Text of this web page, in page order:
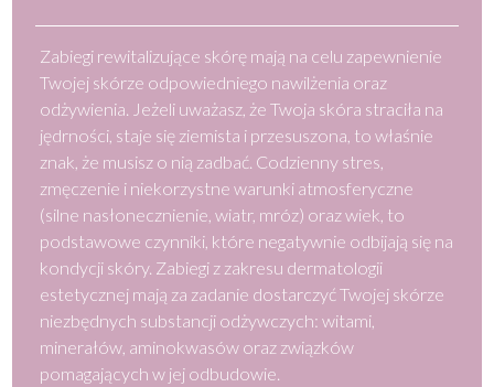
Zabiegi rewitalizujące skórę mają na celu zapewnienie
Twojej skórze odpowiedniego nawilżenia oraz
odżywienia. Jeżeli uważasz, że Twoja skóra straciła na
jędrności, staje się ziemista i przesuszona, to właśnie
znak, że musisz o nią zadbać. Codzienny stres,
zmęczenie i niekorzystne warunki atmosferyczne
(silne nasłonecznienie, wiatr, mróz) oraz wiek, to
podstawowe czynniki, które negatywnie odbijają się na
kondycji skóry. Zabiegi z zakresu dermatologii
estetycznej mają za zadanie dostarczyć Twojej skórze
niezbędnych substancji odżywczych: witami,
minerałów, aminokwasów oraz związków
pomagających w jej odbudowie.